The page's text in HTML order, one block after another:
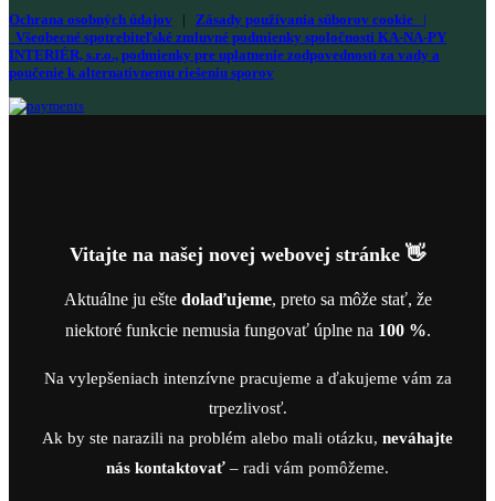
Ochrana osobných údajov | Zásady používania súborov cookie |
Všeobecné spotrebiteľské zmluvné podmienky spoločnosti KA-NA-PY
INTERIÉR, s.r.o., podmienky pre uplatnenie zodpovednosti za vady a
poučenie k alternatívnemu riešeniu sporov
Vitajte na našej novej webovej stránke 👋
Aktuálne ju ešte dolaďujeme, preto sa môže stať, že
niektoré funkcie nemusia fungovať úplne na 100 %.
Na vylepšeniach intenzívne pracujeme a ďakujeme vám za
trpezlivosť.
Ak by ste narazili na problém alebo mali otázku, neváhajte
nás kontaktovať – radi vám pomôžeme.